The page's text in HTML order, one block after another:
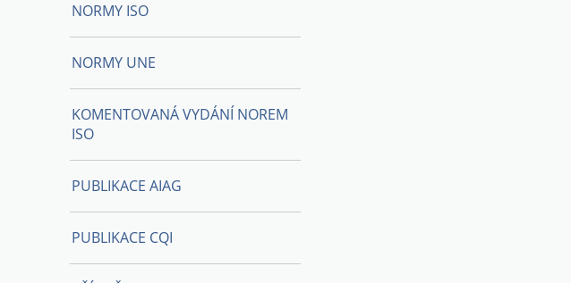
NORMY ISO
NORMY UNE
KOMENTOVANÁ VYDÁNÍ NOREM
ISO
PUBLIKACE AIAG
PUBLIKACE CQI